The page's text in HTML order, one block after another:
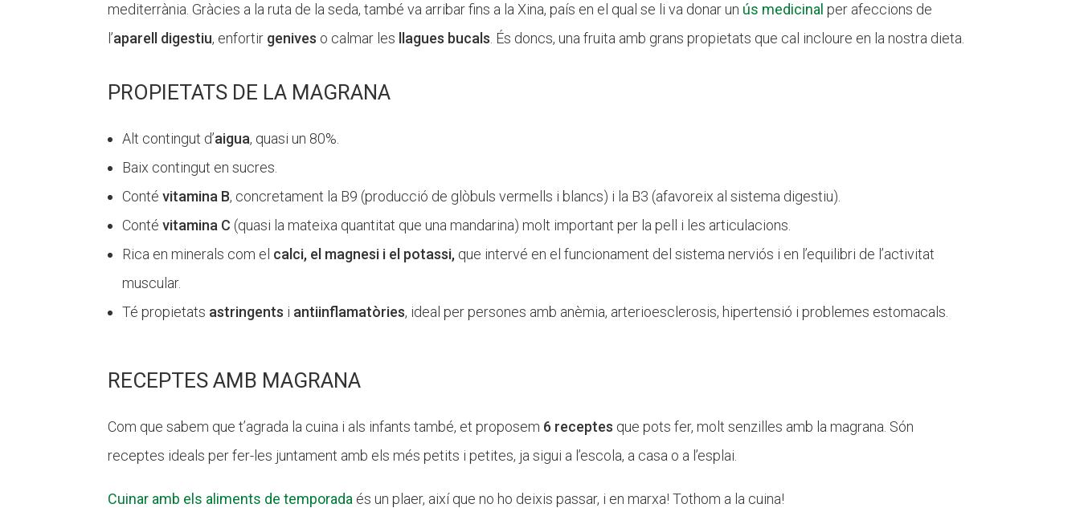
mediterrània. Gràcies a la ruta de la seda, també va arribar fins a la Xina, país en el qual se li va donar un ús medicinal per afeccions de
l’aparell digestiu, enfortir genives o calmar les llagues bucals . És doncs, una fruita amb grans propietats que cal incloure en la nostra dieta.
PROPIETATS DE LA MAGRANA
Alt contingut d’aigua, quasi un 80%.
Baix contingut en sucres.
Contévitamina B, concretament la B9 (producció de glòbuls vermells i blancs) i la B3 (afavoreix al sistema digestiu).
Conté vitamina C (quasi la mateixa quantitat que una mandarina) molt important per la pell i les articulacions.
Rica en minerals com el calci, el magnesi i el potassi, que intervé en el funcionament del sistema nerviós i en l’equilibri de l’activitat
muscular.
Té propietats astringents i antiinflamatòries, ideal per persones amb anèmia, arterioesclerosis, hipertensió i problemes estomacals.
RECEPTES AMB MAGRANA
Com que sabem que t’agrada la cuina i als infants també, et proposem 6 receptes que pots fer, molt senzilles amb la magrana. Són
receptes ideals per fer-les juntament amb els més petits i petites, ja sigui a l’escola, a casa o a l’esplai.
Cuinar amb els aliments de temporada és un plaer, així que no ho deixis passar, i en marxa! Tothom a la cuina!